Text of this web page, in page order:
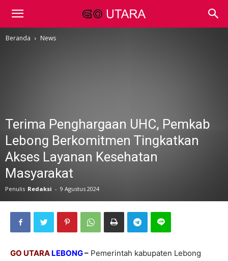
Beranda News
Terima Penghargaan UHC, Pemkab
Lebong Berkomitmen Tingkatkan
Akses Layanan Kesehatan
Masyarakat
Penulis Redaksi - 9 Agustus 2024
GO UTARA LEBONG– Pemerintah kabupaten Lebong